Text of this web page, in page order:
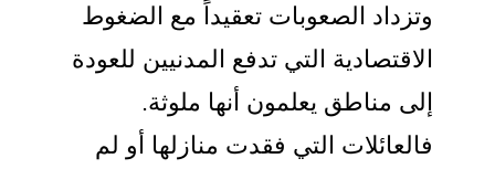
وتزداد الصعوبات تعقيداً مع الضغوط
الاقتصادية التي تدفع المدنيين للعودة
إلى مناطق يعلمون أنها ملوثة.
فالعائلات التي فقدت منازلها أو لم